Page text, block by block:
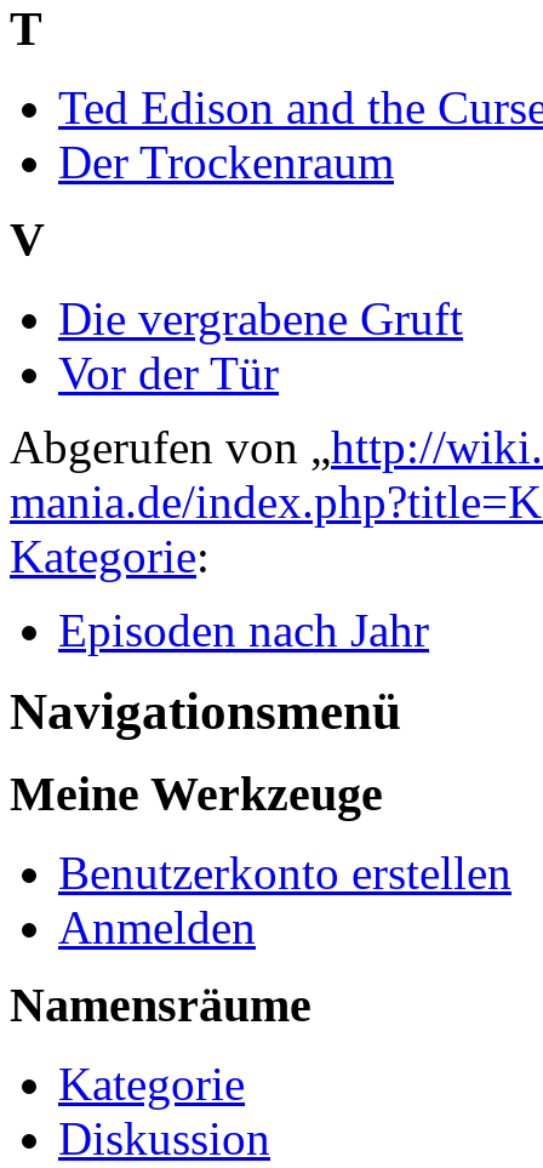
T
Ted Edison and the
Der Trockenraum
V
Die vergrabene Gruft
Vor der Tür
Abgerufen von „http://
mania.de/
Kategorie:
Episoden nach Jahr
Navigationsmenü
Meine Werkzeuge
Benutzerkonto erstellen
Anmelden
Namensräume
Kategorie
Diskussion